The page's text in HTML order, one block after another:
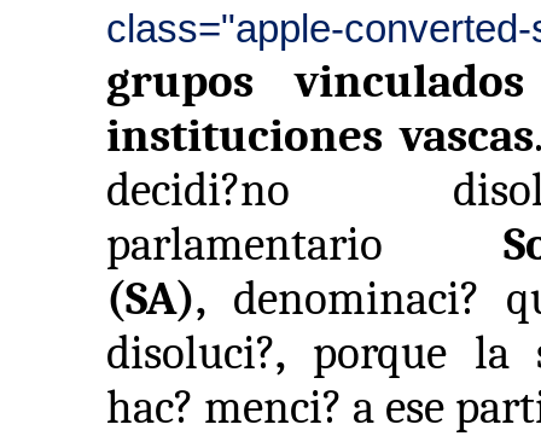
class="apple-
grupos
instituciones vascas
decidi?no
parlamentario
(SA), denominaci?
disoluci?, porque la
hac? menci? a ese